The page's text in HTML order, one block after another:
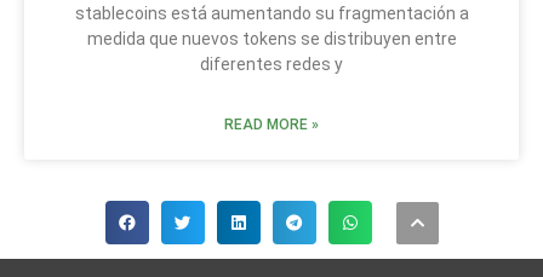
stablecoins está aumentando su fragmentación a
medida que nuevos tokens se distribuyen entre
diferentes redes y
READ MORE »